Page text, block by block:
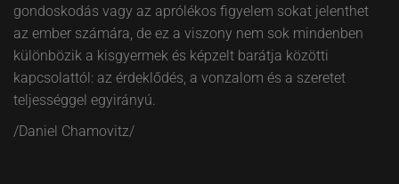
gondoskodás vagy az aprólékos figyelem sokat jelenthet
az ember számára, de ez a viszony nem sok mindenben
különbözik a kisgyermek és képzelt barátja közötti
kapcsolattól: az érdeklődés, a vonzalom és a szeretet
teljességgel egyirányú.
/Daniel Chamovitz/